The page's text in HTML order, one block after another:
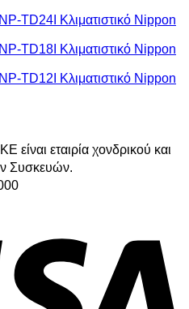
Κλιματιστικό Nippon
Κλιματιστικό Nippon
Κλιματιστικό Nippon
εταιρία χονδρικού και
Συσκευών.